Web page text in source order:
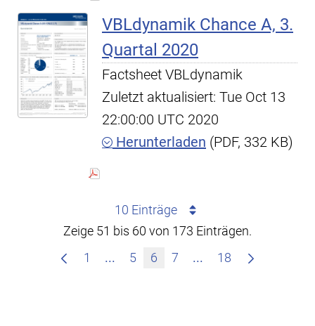
VBLdynamik Chance A, 3.
Quartal 2020
Factsheet VBLdynamik
Zuletzt aktualisiert: Tue Oct 13
22:00:00 UTC 2020
Herunterladen (PDF, 332 KB)
10 Einträge
Zeige 51 bis 60 von 173 Einträgen.
1
... Zwischenseiten Navigieren mit
5 6 7 ... Zwischenseiten
18